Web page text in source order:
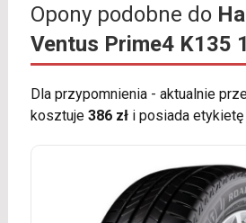
Opony podobne do
Ventus Prime4 K135
Dla przypomnienia - aktualnie
kosztuje 386 złi posiada etykietę